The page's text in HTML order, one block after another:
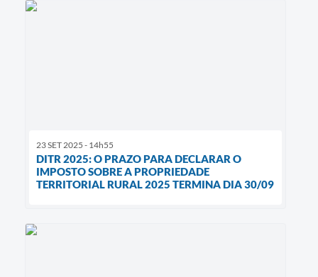
23 SET 2025 - 14h55
DITR 2025: O PRAZO PARA DECLARAR O
IMPOSTO SOBRE A PROPRIEDADE
TERRITORIAL RURAL 2025 TERMINA DIA 30/09